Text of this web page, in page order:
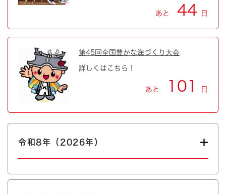
あと 44 日
第45回全国豊かな海づくり大会
詳しくはこちら！
あと 101 日
令和8年（2026年）